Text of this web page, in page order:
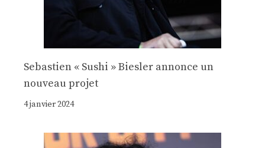
Sebastien « Sushi » Biesler annonce un
nouveau projet
4 janvier 2024